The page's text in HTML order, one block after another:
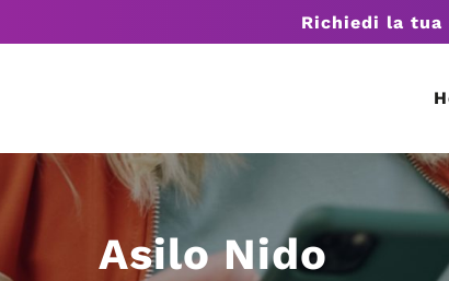
Richiedi la
Asilo Nido